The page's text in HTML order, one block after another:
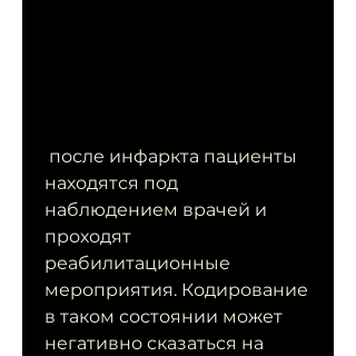
находятся под
наблюдением врачей и
проходят
реабилитационные
мероприятия. Кодирование
в таком состоянии может
негативно сказаться на